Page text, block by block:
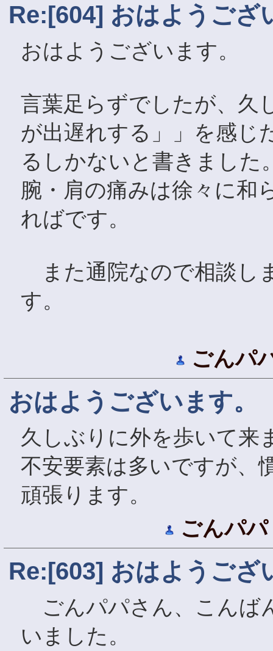
Re:[604] おはようござ
おはようございます。
言葉足らずでしたが、久
が出遅れする」」を感じ
るしかないと書きました
腕・肩の痛みは徐々に和
ればです。
また通院なので相談し
す。
ごんパ
おはようございます。
久しぶりに外を歩いて来
不安要素は多いですが、
頑張ります。
ごんパパ
Re:[603] おはようござ
ごんパパさん、こんば
いました。